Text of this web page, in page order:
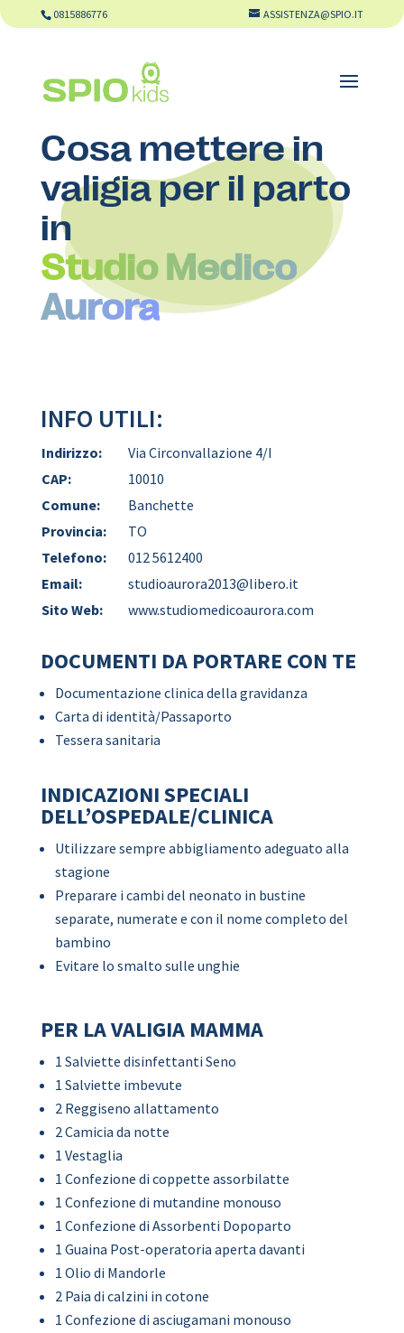
0815886776 ASSISTENZA@SPIO.IT
Cosa mettere in
valigia per il parto
in
Studio Medico
Aurora
INFO UTILI:
Indirizzo:
Via Circonvallazione 4/I
CAP:
10010
Comune:
Banchette
Provincia:
TO
Telefono:
012 5612400
Email:
studioaurora2013@libero.it
Sito Web:
www.studiomedicoaurora.com
DOCUMENTI DA PORTARE CON TE
Documentazione clinica della gravidanza
Carta di identità/Passaporto
Tessera sanitaria
INDICAZIONI SPECIALI
DELL’OSPEDALE/CLINICA
Utilizzare sempre abbigliamento adeguato alla
stagione
Preparare i cambi del neonato in bustine
separate, numerate e con il nome completo del
bambino
Evitare lo smalto sulle unghie
PER LA VALIGIA MAMMA
1 Salviette disinfettanti Seno
1 Salviette imbevute
2 Reggiseno allattamento
2 Camicia da notte
1 Vestaglia
1 Confezione di coppette assorbilatte
1 Confezione di mutandine monouso
1 Confezione di Assorbenti Dopoparto
1 Guaina Post-operatoria aperta davanti
1 Olio di Mandorle
2 Paia di calzini in cotone
1 Confezione di asciugamani monouso